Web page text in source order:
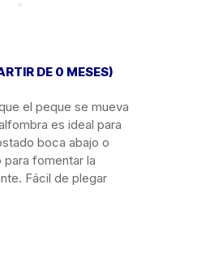
DE 0 MESES)
el peque se mueva
es ideal para
boca abajo o
fomentar la
Fácil de plegar